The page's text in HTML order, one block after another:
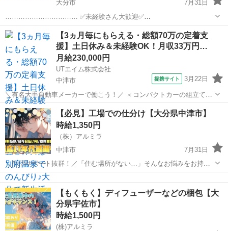
大分市
7月31日
…………………………… 今までの経験や学歴は一切不問！ どの作業も
研修制度が充実していて マニュアルが完備されているので 未経験でも
すぐに活躍...
大分 倉庫 時給
【3ヵ月毎にもらえる・総額70万の定着支
援】土日休み＆未経験OK！月収33万円…
月給230,000円
UTエイム株式会社
中津市
提携サイト 3月22日
＼有名大手自動車メーカーで働こう！／ ＜コンパクトカーの組立て・
検査＞ 街で見掛けるあの車！ 「スモールカー」をつくるプロフェッシ
ョナルです♪ 小回りが利き運転しやすく燃費もよい&カッコよさや可愛
いらしさもあり、荷物もたっ...
大分 中津市 倉庫
【必見】工場での仕分け【大分県中津市】
時給1,350円
（株）アルミラ
中津市
7月31日
＼生活サポート抜群！／「住む場所がない…」そんなお悩みをお持ち
の方必見！宿泊支援いたします！ ☆…・プロのコーディネーターがサ
ポートします♪・…☆ お急ぎの方は『06-4963-0032』に 「ジモテ...
大分 中津市
【もくもく】ディフューザーなどの梱包【大
分県宇佐市】
時給1,500円
(株)アルミラ